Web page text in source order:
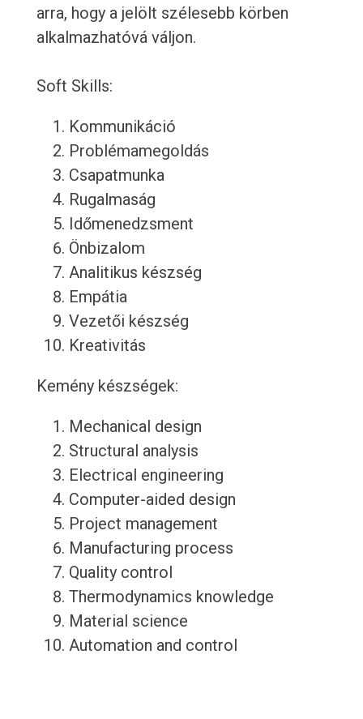
arra, hogy a jelölt szélesebb körben
alkalmazhatóvá váljon.
Soft Skills:
Kommunikáció
Problémamegoldás
Csapatmunka
Rugalmaság
Időmenedzsment
Önbizalom
Analitikus készség
Empátia
Vezetői készség
Kreativitás
Kemény készségek:
Mechanical design
Structural analysis
Electrical engineering
Computer-aided design
Project management
Manufacturing process
Quality control
Thermodynamics knowledge
Material science
Automation and control